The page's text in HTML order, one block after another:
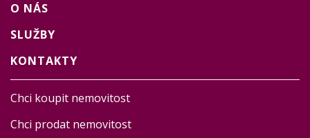
O NÁS
SLUŽBY
KONTAKTY
Chci koupit nemovitost
Chci prodat nemovitost